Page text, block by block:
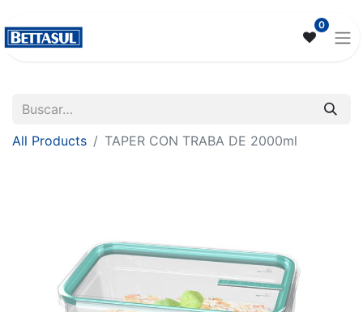
0
All Products TAPER CON TRABA DE 2000ml